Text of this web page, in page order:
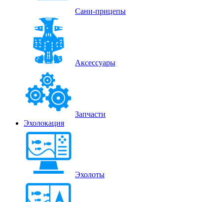
Сани-прицепы
Аксессуары
Запчасти
Эхолокация
Эхолоты